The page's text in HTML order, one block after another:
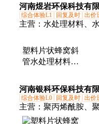
河南煜岩环保科技有
综合体验L1 回复及时 出价
主营： 水处理材料、
塑料片状蜂窝斜
管水处理材料
填料现场施工
河南银科环保科技有
综合体验L0 回复及时 出价
主营： 聚丙烯酰胺、
料、活性氧化铝、纤